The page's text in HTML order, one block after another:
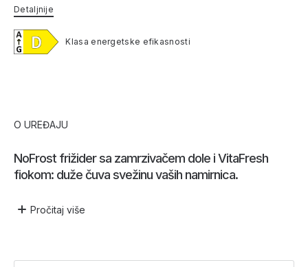
Detaljnije
Klasa energetske efikasnosti
O UREĐAJU
NoFrost frižider sa zamrzivačem dole i VitaFresh
fiokom: duže čuva svežinu vaših namirnica.
Pročitaj više